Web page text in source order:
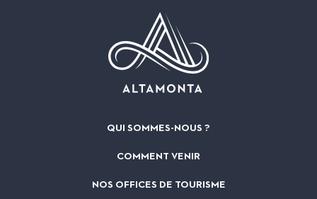
Paiement en ligne sécurisé
QUI SOMMES-NOUS ?
COMMENT VENIR
NOS OFFICES DE TOURISME